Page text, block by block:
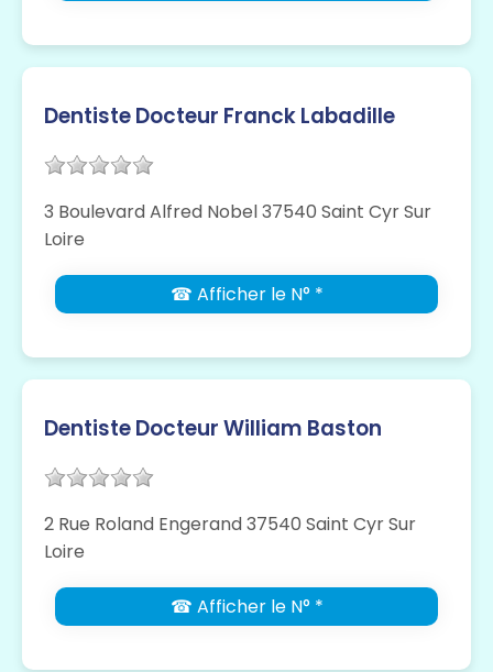
Dentiste Docteur Franck Labadille
3 Boulevard Alfred Nobel 37540 Saint Cyr Sur
Loire
☎ Afficher le N° *
Dentiste Docteur William Baston
2 Rue Roland Engerand 37540 Saint Cyr Sur
Loire
☎ Afficher le N° *